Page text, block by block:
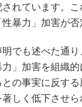
れています。
暴力」加害が否
でも述べた通り
」加害を組織
の事実に反す
しく低下させ